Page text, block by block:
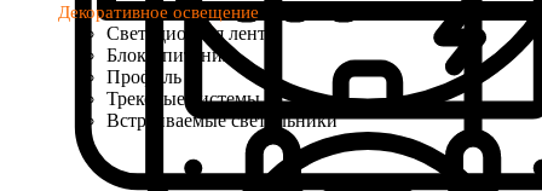
Декоративное освещение
Светодиодная лента
Блоки питания
Профиль
Трековые системы
Встраиваемые светильники